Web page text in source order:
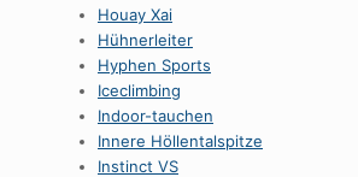
Houay Xai
Hühnerleiter
Hyphen Sports
Iceclimbing
Indoor-tauchen
Innere Höllentalspitze
Instinct VS